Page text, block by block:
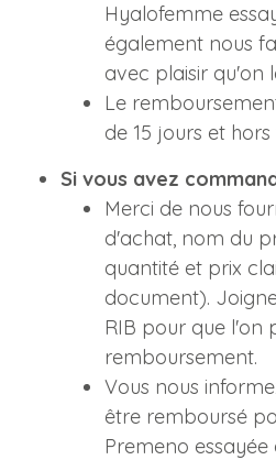
Hyalofemme
également nous
avec plaisir qu'on
Le
de 15 jours et
Si vous avez
Merci de nous
d'achat, nom du
quantité et prix
document).
RIB pour que l'on
remboursement.
Vous nous
être remboursé
Premeno